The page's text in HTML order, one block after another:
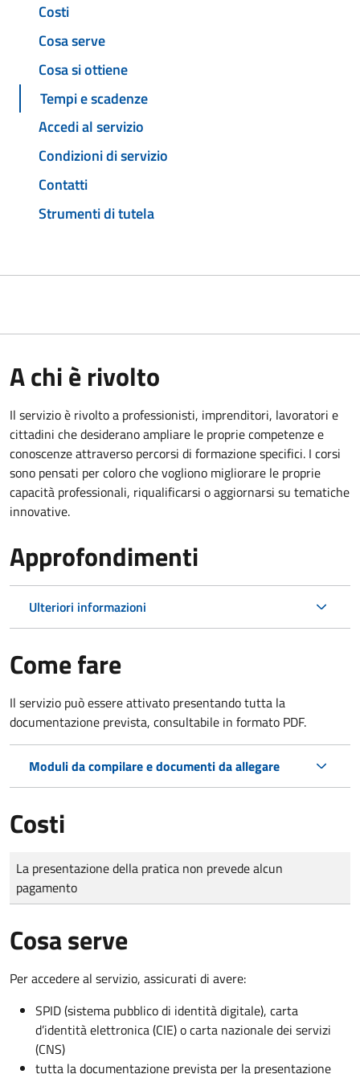
Costi
Cosa serve
Cosa si ottiene
Tempi e scadenze
Accedi al servizio
Condizioni di servizio
Contatti
Strumenti di tutela
A chi è rivolto
Il servizio è rivolto a professionisti, imprenditori, lavoratori e
cittadini che desiderano ampliare le proprie competenze e
conoscenze attraverso percorsi di formazione specifici. I corsi
sono pensati per coloro che vogliono migliorare le proprie
capacità professionali, riqualificarsi o aggiornarsi su tematiche
innovative.
Approfondimenti
Ulteriori informazioni
Come fare
Il servizio può essere attivato presentando tutta la
documentazione prevista, consultabile in formato PDF.
Moduli da compilare e documenti da allegare
Costi
Tipo di pagamento
Importo
La presentazione della pratica non prevede alcun
pagamento
Cosa serve
Per accedere al servizio, assicurati di avere:
SPID (sistema pubblico di identità digitale), carta
d’identità elettronica (CIE) o carta nazionale dei servizi
(CNS)
tutta la documentazione prevista per la presentazione